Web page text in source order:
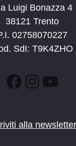
Luigi Bonazza 4
38121 Trento
02758070227
SdI: T9K4ZHO
Facebook
alla newsletter